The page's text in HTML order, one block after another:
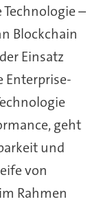
–
Blockchain
Einsatz
Enterprise-
geht
und
von
Rahmen